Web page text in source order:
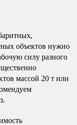
объектов нужно
силу разного
массой 20 т или